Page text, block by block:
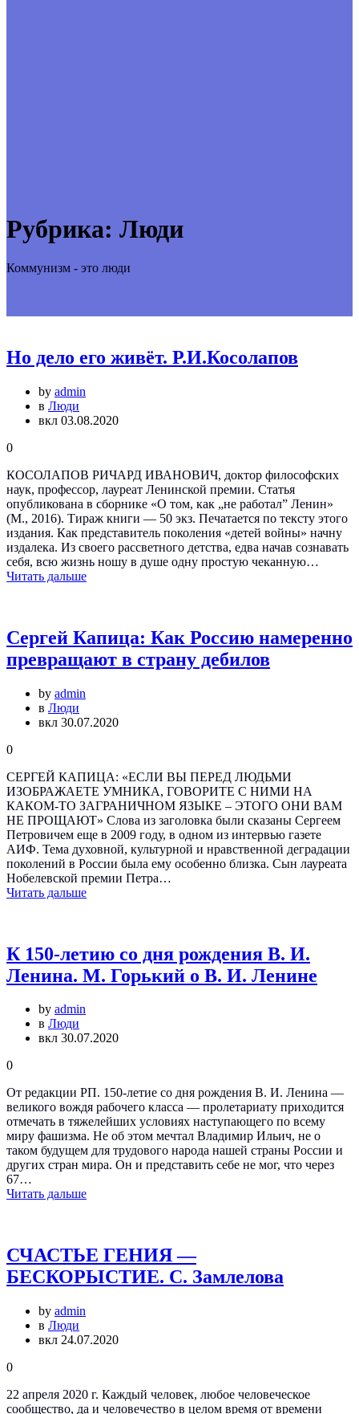
Рубрика: Люди
Коммунизм - это люди
Но дело его живёт. Р.И.Косолапов
by admin
в Люди
вкл 03.08.2020
0
КОСОЛАПОВ РИЧАРД ИВАНОВИЧ, доктор философских
наук, профессор, лауреат Ленинской премии. Статья
опубликована в сборнике «О том, как „не работал” Ленин»
(М., 2016). Тираж книги — 50 экз. Печатается по тексту этого
издания. Как представитель поколения «детей войны» начну
издалека. Из своего рассветного детства, едва начав сознавать
себя, всю жизнь ношу в душе одну простую чеканную…
Читать дальше
Сергей Капица: Как Россию намеренно
превращают в страну дебилов
by admin
в Люди
вкл 30.07.2020
0
СЕРГЕЙ КАПИЦА: «ЕСЛИ ВЫ ПЕРЕД ЛЮДЬМИ
ИЗОБРАЖАЕТЕ УМНИКА, ГОВОРИТЕ С НИМИ НА
КАКОМ-ТО ЗАГРАНИЧНОМ ЯЗЫКЕ – ЭТОГО ОНИ ВАМ
НЕ ПРОЩАЮТ» Слова из заголовка были сказаны Сергеем
Петровичем еще в 2009 году, в одном из интервью газете
АИФ. Тема духовной, культурной и нравственной деградации
поколений в России была ему особенно близка. Сын лауреата
Нобелевской премии Петра…
Читать дальше
К 150-летию со дня рождения В. И.
Ленина. М. Горький о В. И. Ленине
by admin
в Люди
вкл 30.07.2020
0
От редакции РП. 150-летие со дня рождения В. И. Ленина —
великого вождя рабочего класса — пролетариату приходится
отмечать в тяжелейших условиях наступающего по всему
миру фашизма. Не об этом мечтал Владимир Ильич, не о
таком будущем для трудового народа нашей страны России и
других стран мира. Он и представить себе не мог, что через
67…
Читать дальше
СЧАСТЬЕ ГЕНИЯ —
БЕСКОРЫСТИЕ. С. Замлелова
by admin
в Люди
вкл 24.07.2020
0
22 апреля 2020 г. Каждый человек, любое человеческое
сообщество, да и человечество в целом время от времени